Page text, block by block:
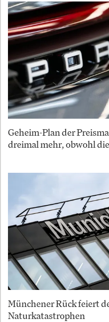
Geheim-Plan der
dreimal mehr, obwohl
Münchener Rück feiert
Naturkatastrophen